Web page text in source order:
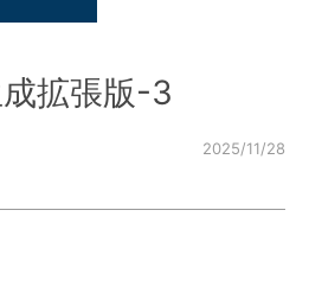
拡張版-3
2025/11/28